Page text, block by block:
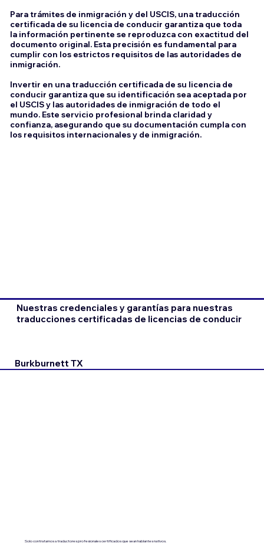
Solo contratamos a traductores profesionales certificados que sean hablantes nativos.
Para trámites de inmigración y del USCIS, una traducción
certificada de su licencia de conducir garantiza que toda
la información pertinente se reproduzca con exactitud del
documento original. Esta precisión es fundamental para
cumplir con los estrictos requisitos de las autoridades de
inmigración.
Invertir en una traducción certificada de su licencia de
conducir garantiza que su identificación sea aceptada por
el USCIS y las autoridades de inmigración de todo el
mundo. Este servicio profesional brinda claridad y
confianza, asegurando que su documentación cumpla con
los requisitos internacionales y de inmigración.
Nuestras credenciales y garantías para nuestras
traducciones certificadas de licencias de conducir
Burkburnett TX